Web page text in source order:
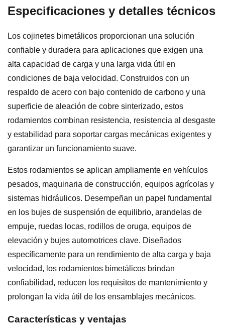
Especificaciones y detalles técnicos
Los cojinetes bimetálicos proporcionan una solución
confiable y duradera para aplicaciones que exigen una
alta capacidad de carga y una larga vida útil en
condiciones de baja velocidad. Construidos con un
respaldo de acero con bajo contenido de carbono y una
superficie de aleación de cobre sinterizado, estos
rodamientos combinan resistencia, resistencia al desgaste
y estabilidad para soportar cargas mecánicas exigentes y
garantizar un funcionamiento suave.
Estos rodamientos se aplican ampliamente en vehículos
pesados, maquinaria de construcción, equipos agrícolas y
sistemas hidráulicos. Desempeñan un papel fundamental
en los bujes de suspensión de equilibrio, arandelas de
empuje, ruedas locas, rodillos de oruga, equipos de
elevación y bujes automotrices clave. Diseñados
específicamente para un rendimiento de alta carga y baja
velocidad, los rodamientos bimetálicos brindan
confiabilidad, reducen los requisitos de mantenimiento y
prolongan la vida útil de los ensamblajes mecánicos.
Características y ventajas